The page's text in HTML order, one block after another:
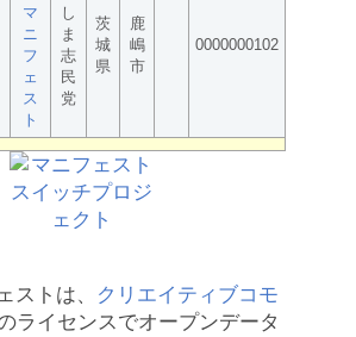
マ
ニ
フ
ェ
ス
ト
し
ま
志
民
党
茨
城
県
鹿
嶋
市
0000000102
ストは、
クリエイティブコモ
ライセンスでオープンデータ